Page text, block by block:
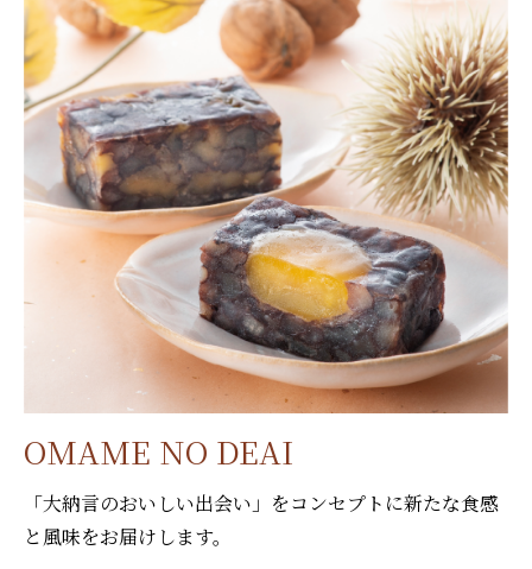
OMAME NO DEAI
「大納言のおいしい出会い」をコンセプトに新たな食感
と風味をお届けします。